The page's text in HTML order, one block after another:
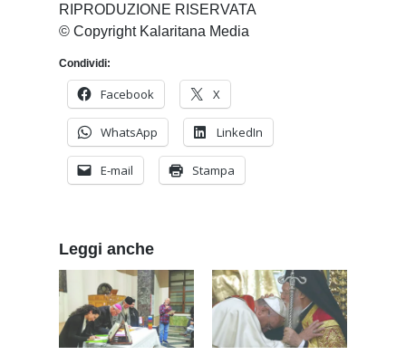
RIPRODUZIONE RISERVATA
© Copyright Kalaritana Media
Condividi:
Facebook X
WhatsApp LinkedIn
E-mail Stampa
Leggi anche